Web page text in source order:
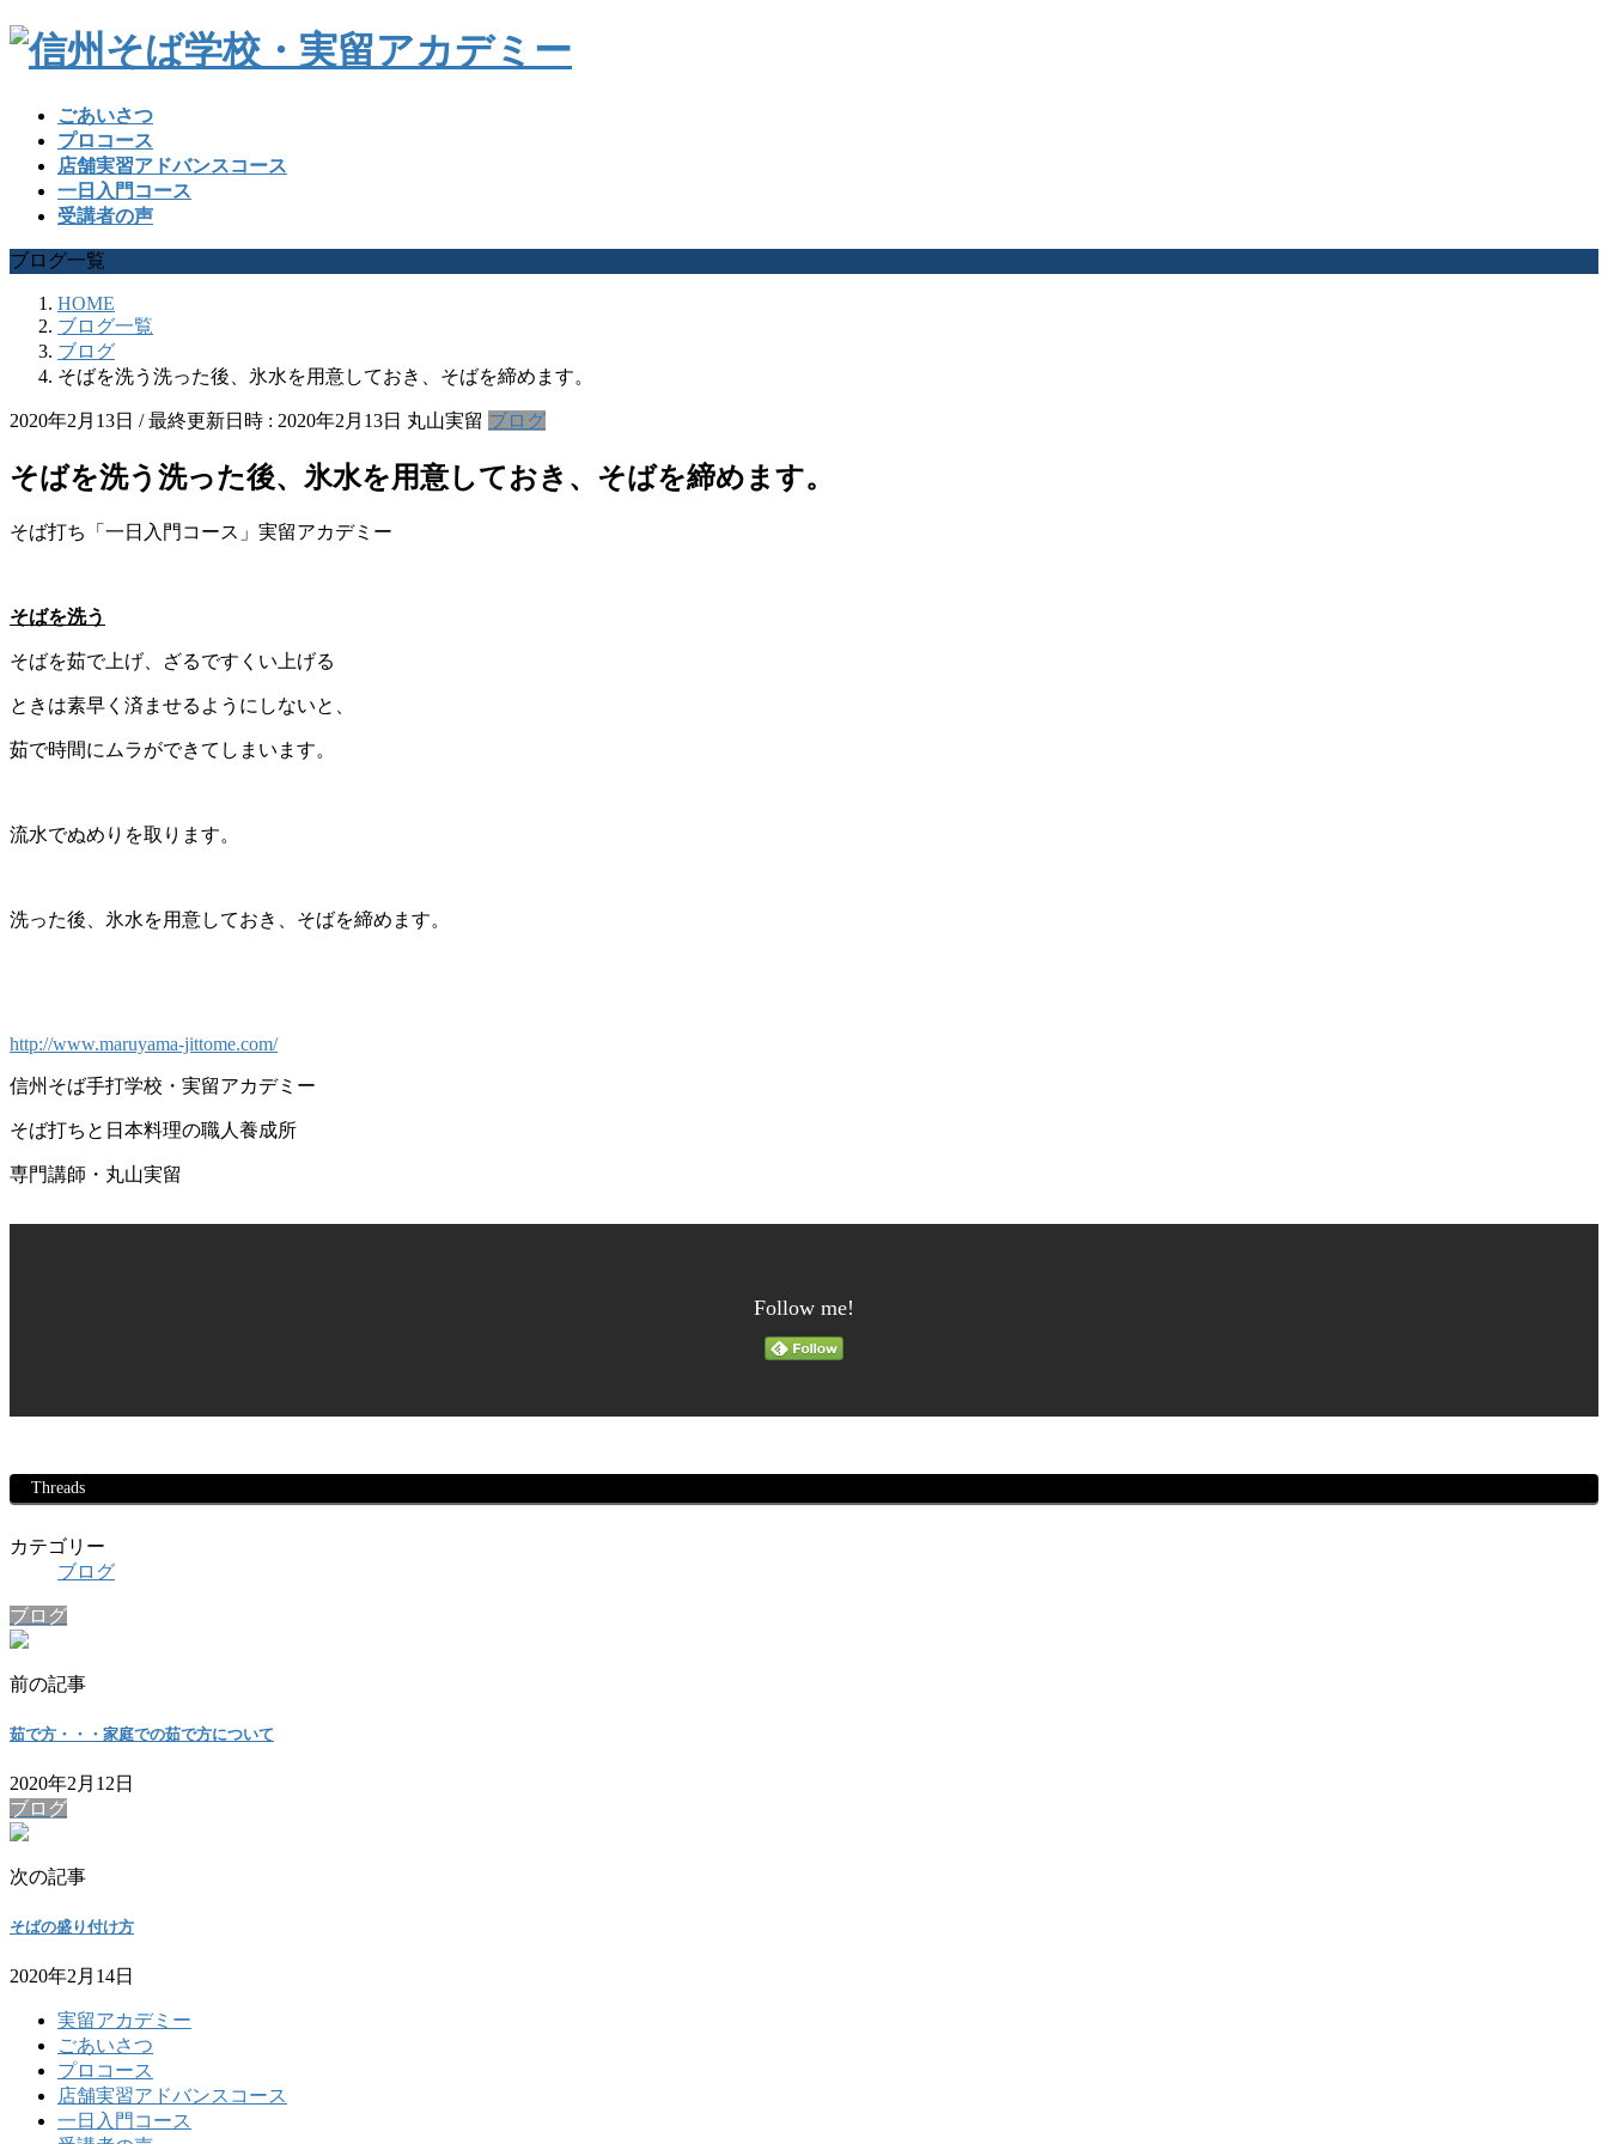
ごあいさつ
プロコース
店舗実習アドバンスコース
一日入門コース
受講者の声
ブログ一覧
HOME
ブログ一覧
ブログ
そばを洗う洗った後、氷水を用意しておき、そばを締めます。
2020年2月13日 / 最終更新日時 : 2020年2月13日 丸山実留 ブログ
そばを洗う洗った後、氷水を用意しておき、そばを締めます。
そば打ち「一日入門コース」実留アカデミー
そばを洗う
そばを茹で上げ、ざるですくい上げる
ときは素早く済ませるようにしないと、
茹で時間にムラができてしまいます。
流水でぬめりを取ります。
洗った後、氷水を用意しておき、そばを締めます。
http://www.maruyama-jittome.com/
信州そば手打学校・実留アカデミー
そば打ちと日本料理の職人養成所
専門講師・丸山実留
Follow me!
Threads
カテゴリー
ブログ
ブログ
前の記事
茹で方・・・家庭での茹で方について
2020年2月12日
ブログ
次の記事
そばの盛り付け方
2020年2月14日
実留アカデミー
ごあいさつ
プロコース
店舗実習アドバンスコース
一日入門コース